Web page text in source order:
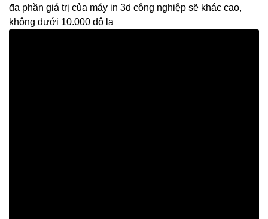
đa phần giá trị của máy in 3d công nghiệp sẽ khác cao,
không dưới 10.000 đô la